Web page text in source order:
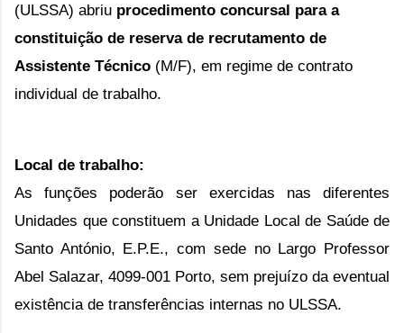
(ULSSA) abriu procedimento concursal para a
constituição de reserva de recrutamento de
Assistente Técnico (M/F), em regime de contrato
individual de trabalho.
Local de trabalho:
As funções poderão ser exercidas nas diferentes
Unidades que constituem a Unidade Local de Saúde de
Santo António, E.P.E., com sede no Largo Professor
Abel Salazar, 4099-001 Porto, sem prejuízo da eventual
existência de transferências internas no ULSSA.